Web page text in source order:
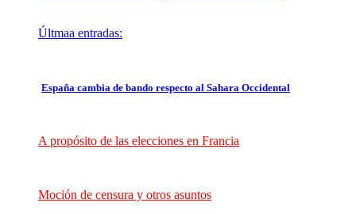
Últmaa entradas:
España cambia de bando respecto al Sahara Occidental
A propósito de las elecciones en Francia
Moción de censura y otros asuntos